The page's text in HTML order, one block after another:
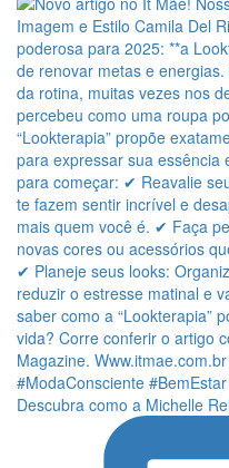
Descubra como a Michelle